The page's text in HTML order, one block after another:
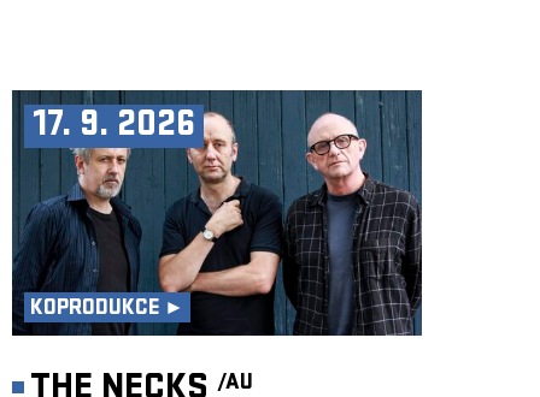
17. 9. 2026
KOPRODUKCE ►
/AU